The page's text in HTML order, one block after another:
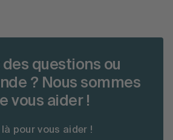
des questions ou
? Nous sommes
vous aider !
pour vous aider !